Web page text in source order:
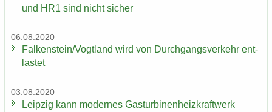
und HR1 sind nicht si­cher
06.08.2020
Fal­ken­stein/Vogt­land wird von Durch­gangs­ver­kehr ent­
las­tet
03.08.2020
Leip­zig kann mo­der­nes Gas­tur­bi­nen­heiz­kraft­werk